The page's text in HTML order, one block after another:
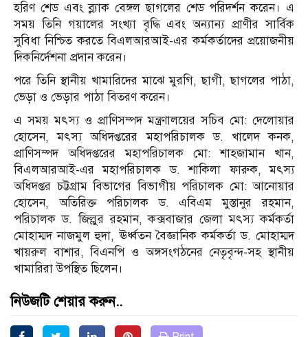
হরিণ শেড এবং ব্ল্যাক বেঙ্গল ছাগলের শেড পরিদর্শন করেন। এ
সময় তিনি গয়ালের সংখ্যা বৃদ্ধি এবং অন্যান্য প্রাণীর সার্বিক
সুবিধা নিশ্চিত করতে বিএলআরআই-এর কর্মকর্তাদের প্রয়োজনীয়
দিকনির্দেশনা প্রদান করেন।
পরে তিনি স্থানীয় খামারিদের মাঝে মুরগি, ছাগী, ছাগলের পাঠা,
ভেড়া ও ভেড়ার পাঠা বিতরণ করেন।
এ সময় মৎস্য ও প্রাণিসম্পদ মন্ত্রণালয়ের সচিব মো: দেলোয়ার
হোসেন, মৎস্য অধিদপ্তরের মহাপরিচালক ড. খালেদ কনক,
প্রাণিসম্পদ অধিদপ্তরের মহাপরিচালক মো: শাহজামান খান,
বিএলআরআই-এর মহাপরিচালক ড. শাকিলা ফারুক, মৎস্য
অধিদপ্তর চট্টগ্রাম বিভাগের বিভাগীয় পরিচালক মো: আনোয়ার
হোসেন, অতিরিক্ত পরিচালক ড. এবিএম মুস্তানুর রহমান,
পরিচালক ড. জিল্লুর রহমান, কক্সবাজার জেলা মৎস্য কর্মকর্তা
মোহাম্মদ নাজমুল হুদা, ঊর্ধ্বতন বৈজ্ঞানিক কর্মকর্তা ড. মোহাম্মদ
খায়রুল বাশার, বিএনপি ও অঙ্গসংগঠনের নেতৃবৃন্দ-সহ স্থানীয়
খামারিরা উপস্থিত ছিলেন।
নিউজটি শেয়ার করুন..